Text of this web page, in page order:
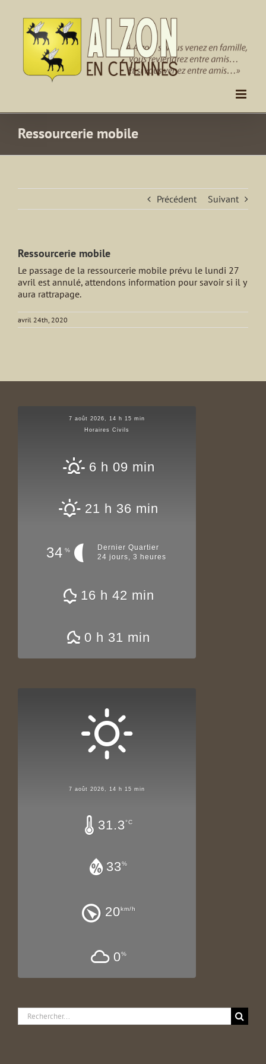
contenu
Ressourcerie mobile
Précédent Suivant
Ressourcerie mobile
Le passage de la ressourcerie mobile prévu le lundi 27
avril est annulé, attendons information pour savoir si il y
aura rattrapage.
avril 24th, 2020
7 août 2026, 14 h 15 min
Horaires Civils
6 h 09 min
21 h 36 min
34 %
Dernier Quartier
24 jours, 3 heures
16 h 42 min
0 h 31 min
7 août 2026, 14 h 15 min
31.3°C
33%
20km/h
0%
Rechercher: